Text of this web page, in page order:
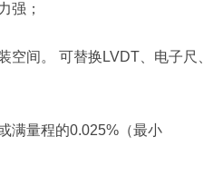
；
间。 可替换LVDT、电子尺、
量程的0.025%（最小